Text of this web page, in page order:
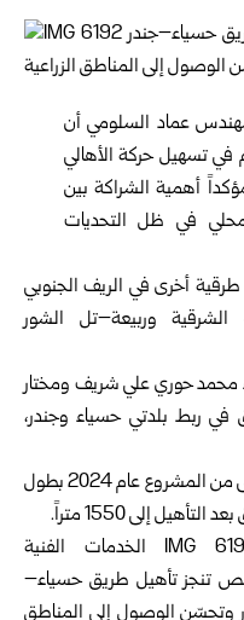
عماد السلومي أن
في تسهيل حركة الأهالي
أهمية الشراكة بين
في ظل التحديات
أخرى في الريف الجنوبي
وربيعة–تل الشور
حوري علي شريف ومختار
في ربط بلدتي حسياء وجندر،
وكانت المديرية قد أنجزت المرحلة الأولى من المشروع عام 2024 بطول